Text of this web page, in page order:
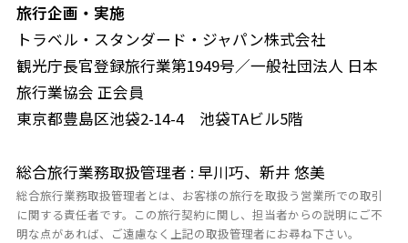
旅行企画・実施
トラベル・スタンダード・ジャパン株式会社
観光庁長官登録旅行業第1949号／一般社団法人 日本
旅行業協会 正会員
東京都豊島区池袋2-14-4 池袋TAビル5階
総合旅行業務取扱管理者 : 早川巧、新井 悠美
総合旅行業務取扱管理者とは、お客様の旅行を取扱う営業所での取引
に関する責任者です。この旅行契約に関し、担当者からの説明にご不
明な点があれば、ご遠慮なく上記の取扱管理者にお尋ね下さい。